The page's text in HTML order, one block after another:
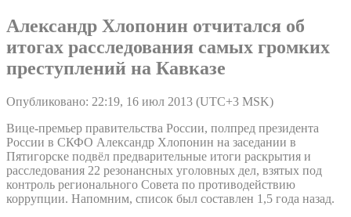
Александр Хлопонин отчитался об
итогах расследования самых громких
преступлений на Кавказе
Опубликовано: 22:19, 16 июл 2013 (UTC+3 MSK)
Вице-премьер правительства России, полпред президента
России в СКФО Александр Хлопонин на заседании в
Пятигорске подвёл предварительные итоги раскрытия и
расследования 22 резонансных уголовных дел, взятых под
контроль регионального Совета по противодействию
коррупции. Напомним, список был составлен 1,5 года назад.